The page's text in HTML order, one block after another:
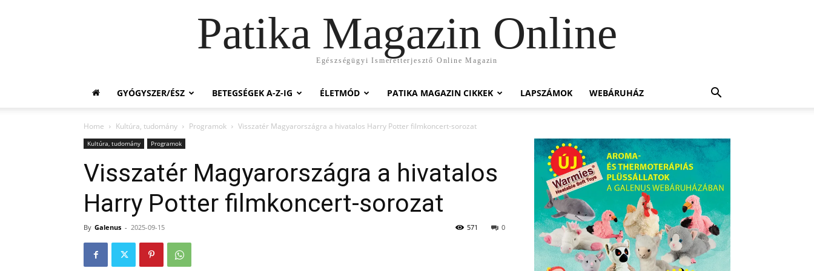
Patika Magazin Online
Egészségügyi Ismeretterjesztő Online Magazin
GYÓGYSZER/ÉSZ BETEGSÉGEK A-Z-IG ÉLETMÓD PATIKA MAGAZIN CIKKEK LAPSZÁMOK WEBÁRUHÁZ
Home Kultúra, tudomány Programok Visszatér Magyarországra a hivatalos Harry Potter filmkoncert-sorozat
Kultúra, tudomány Programok
Visszatér Magyarországra a hivatalos
Harry Potter filmkoncert-sorozat
By Galenus - 2025-09-15 0
571